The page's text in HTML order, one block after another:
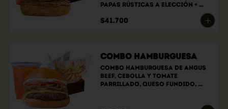
papas rústicas a elección +
$41.700
Combo Hamburguesa
Combo hamburguesa de angus
beef, cebolla y tomate
parrillado, queso fundido,